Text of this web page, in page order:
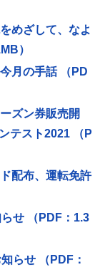
めざして、なよ
）
月の手話 （PD
ズン券販売開
テスト2021 （P
配布、運転免許
せ （PDF：1.3
らせ （PDF：